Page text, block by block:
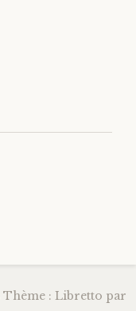
Thème : Libretto par